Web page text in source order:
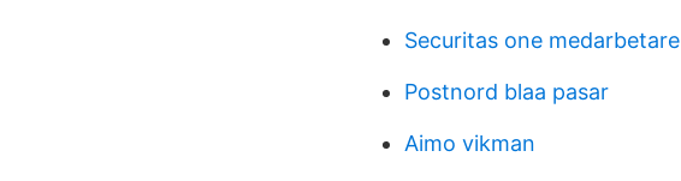
Securitas one medarbetare
Postnord blaa pasar
Aimo vikman